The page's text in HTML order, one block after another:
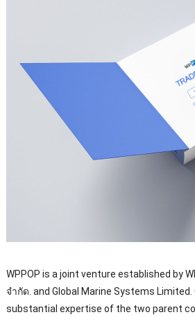
WPPOP is a joint venture established by
จํากัด. and Global Marine Systems Limited
substantial expertise of the two parent